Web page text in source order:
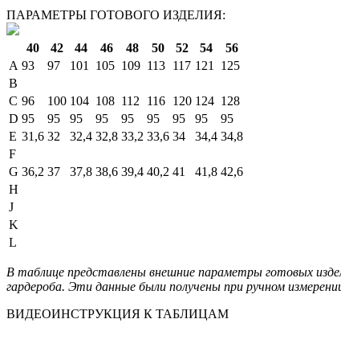
ПАРАМЕТРЫ ГОТОВОГО ИЗДЕЛИЯ:
40 42 44 46 48 50 52 54
56
A 93 97 101 105 109 113 117 121
125
B
C 96 100 104 108 112 116 120 124 128
D 95 95 95 95 95 95 95 95
95
E 31,6 32 32,4 32,8 33,2 33,6 34 34,4 34,8
F
G 36,2 37 37,8 38,6 39,4 40,2 41 41,8 42,6
H
J
K
L
В таблице представлены внешние параметры готовых
гардероба. Эти данные были получены при ручном
ВИДЕОИНСТРУКЦИЯ К ТАБЛИЦАМ